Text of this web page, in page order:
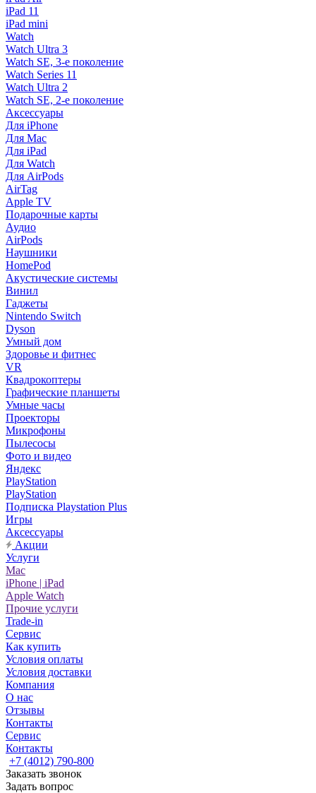
iPad 11
iPad mini
Watch
Watch Ultra 3
Watch SE, 3-е поколение
Watch Series 11
Watch Ultra 2
Watch SE, 2-е поколение
Аксессуары
Для iPhone
Для Mac
Для iPad
Для Watch
Для AirPods
AirTag
Apple TV
Подарочные карты
Аудио
AirPods
Наушники
HomePod
Акустические системы
Винил
Гаджеты
Nintendo Switch
Dyson
Умный дом
Здоровье и фитнес
VR
Квадрокоптеры
Графические планшеты
Умные часы
Проекторы
Микрофоны
Пылесосы
Фото и видео
Яндекс
PlayStation
PlayStation
Подписка Playstation Plus
Игры
Аксессуары
Акции
Услуги
Mac
iPhone | iPad
Apple Watch
Прочие услуги
Trade-in
Сервис
Как купить
Условия оплаты
Условия доставки
Компания
О нас
Отзывы
Контакты
Сервис
Контакты
+7 (4012) 790-800
Заказать звонок
Задать вопрос